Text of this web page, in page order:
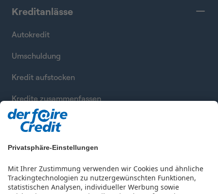
Privatsphäre-Einstellungen
Mit Ihrer Zustimmung verwenden wir Cookies und ähnliche
Trackingtechnologien zu nutzergewünschten Funktionen,
statistischen Analysen, individueller Werbung sowie
Kreditanlässe
Autokredit
Umschuldung
Kredit aufstocken
Kredite zusammenfassen